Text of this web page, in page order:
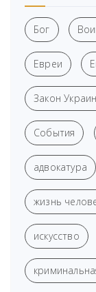
Бог
Евреи
Закон
События
адвокатура
жизнь
искусство